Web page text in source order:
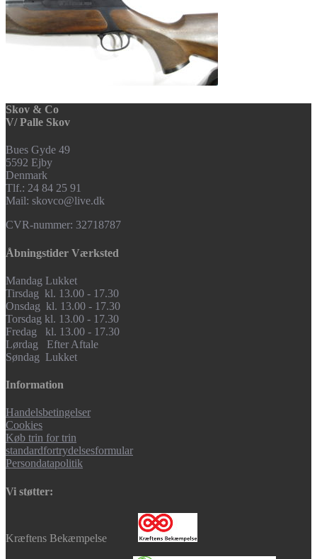
Skov & Co
V/ Palle Skov
Bues Gyde 49
5592 Ejby
Denmark
Tlf.: 24 84 25 91
Mail: skovco@live.dk
CVR-nummer: 32718787
Åbningstider Værksted
Mandag Lukket
Tirsdag kl. 13.00 - 17.30
Onsdag kl. 13.00 - 17.30
Torsdag kl. 13.00 - 17.30
Fredag kl. 13.00 - 17.30
Lørdag Efter Aftale
Søndag Lukket
Information
Handelsbetingelser
Cookies
Køb trin for trin
standardfortrydelsesformular
Persondatapolitik
Vi støtter:
Kræftens Bekæmpelse